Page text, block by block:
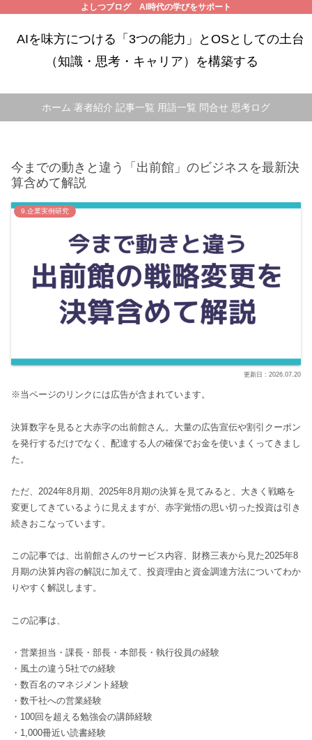
よしつブログ AI時代の学びをサポート
AIを味方につける「3つの能力」とOSとしての土台
（知識・思考・キャリア）を構築する
ホーム 著者紹介 記事一覧 用語一覧 問合せ 思考ログ
今までの動きと違う「出前館」のビジネスを最新決
算含めて解説
9.企業実例研究
2026.07.20
※当ページのリンクには広告が含まれています。
決算数字を見ると大赤字の出前館さん。大量の広告宣伝や割引クーポン
を発行するだけでなく、配達する人の確保でお金を使いまくってきまし
た。
ただ、2024年8月期、2025年8月期の決算を見てみると、大きく戦略を
変更してきているように見えますが、赤字覚悟の思い切った投資は引き
続きおこなっています。
この記事では、出前館さんのサービス内容、財務三表から見た2025年8
月期の決算内容の解説に加えて、投資理由と資金調達方法についてわか
りやすく解説します。
この記事は、
・営業担当・課長・部長・本部長・執行役員の経験
・風土の違う5社での経験
・数百名のマネジメント経験
・数千社への営業経験
・100回を超える勉強会の講師経験
・1,000冊近い読書経験